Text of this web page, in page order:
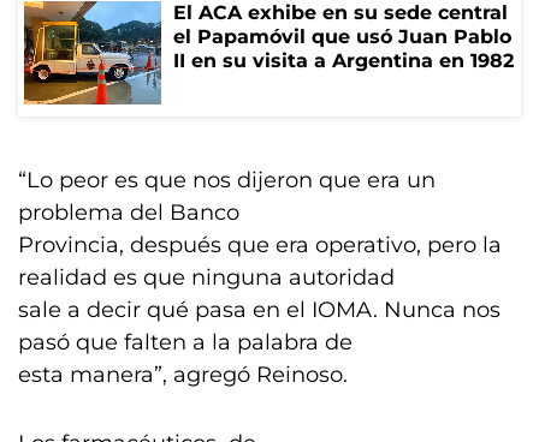
El ACA exhibe en su sede central
el Papamóvil que usó Juan Pablo
II en su visita a Argentina en 1982
“Lo peor es que nos dijeron que era un
problema del Banco
Provincia, después que era operativo, pero la
realidad es que ninguna autoridad
sale a decir qué pasa en el IOMA. Nunca nos
pasó que falten a la palabra de
esta manera”, agregó Reinoso.